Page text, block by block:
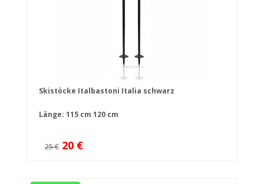
Skistöcke Italbastoni Italia schwarz
Länge: 115 cm 120 cm
25 € 20 €